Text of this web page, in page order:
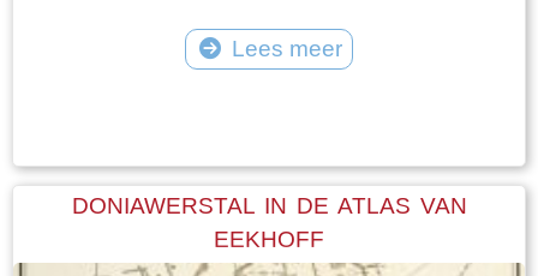
Lees meer
DONIAWERSTAL IN DE ATLAS VAN
EEKHOFF